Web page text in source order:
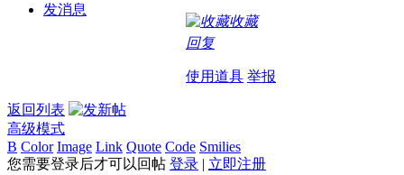
发消息
收藏
回复
使用道具 举报
返回列表
高级模式
B Color Image Link Quote Code Smilies
您需要登录后才可以回帖 登录 | 立即注册